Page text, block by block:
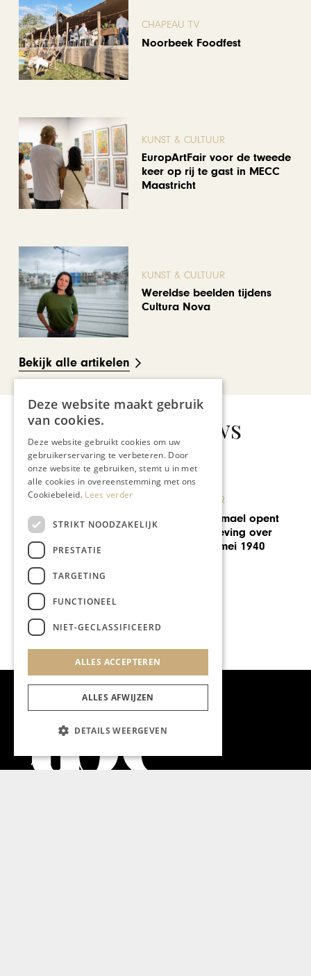
CHAPEAU TV
Noorbeek Foodfest
KUNST & CULTUUR
EuropArtFair voor de tweede
keer op rij te gast in MECC
Maastricht
KUNST & CULTUUR
Wereldse beelden tijdens
Cultura Nova
Bekijk alle artikelen
Gerelateerd nieuws
opent
over
1940
De Maas, machtig
expositie
Deze website maakt gebruik
van cookies.
Deze website gebruikt cookies om uw
gebruikerservaring te verbeteren. Door
onze website te gebruiken, stemt u in met
alle cookies in overeenstemming met ons
Cookiebeleid. Lees verder
STRIKT NOODZAKELIJK
PRESTATIE
TARGETING
FUNCTIONEEL
NIET-GECLASSIFICEERD
ALLES ACCEPTEREN
ALLES AFWIJZEN
DETAILS WEERGEVEN